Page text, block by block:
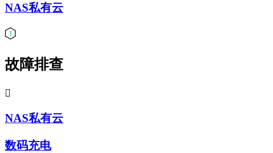
NAS私有云
故障排查

NAS私有云
数码充电